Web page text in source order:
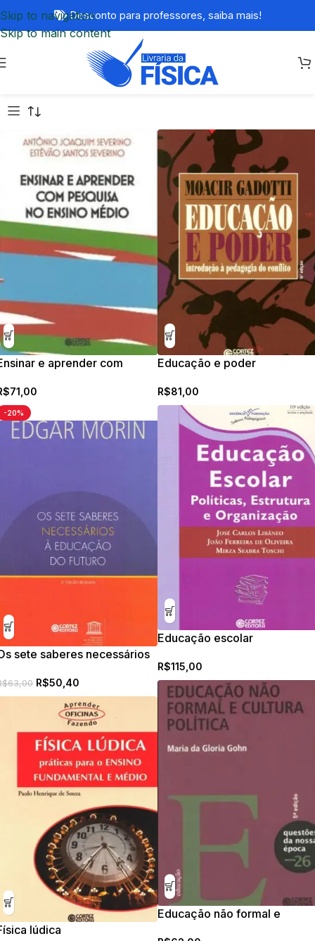
Skip to navigation
Skip to main content
Desconto para professores, saiba mais!
e aprender com
71,00
Educação e poder
R$81,00
Educação escolar
R$115,00
-20%
sete saberes necessários
63,00 R$50,40
Educação não formal e
lúdica